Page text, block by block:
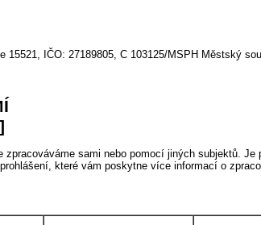
15521, IČO: 27189805, C 103125/MSPH Městský
sami nebo pomocí jiných subjektů. Je
které vám poskytne více informací o